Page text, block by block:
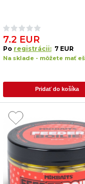
7.2 EUR
Po registrácii: 7 EUR
Na sklade - môžete mať
Pridať do košíka